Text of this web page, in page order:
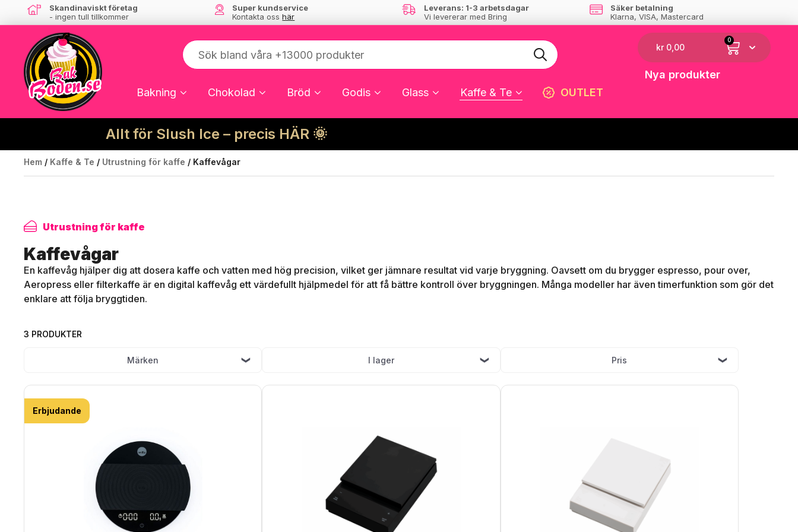
Skandinaviskt företag
- ingen tull tillkommer
Super kundservice
Kontakta oss här
Leverans: 1-3 arbetsdagar
Vi levererar med Bring
Säker betalning
Klarna, VISA, Mastercard
Bakning Chokolad Bröd Godis Glass Kaffe & Te OUTLET
kr0,00
0
Nya produkter
Allt för Slush Ice – precis HÄR 🌞
Hem / Kaffe & Te / Utrustning för kaffe / Kaffevågar
Utrustning för kaffe
Kaffevågar
En kaffevåg hjälper dig att dosera kaffe och vatten med hög precision, vilket ger jämnare resultat vid varje bryggning. Oavsett om du brygger espresso, pour over,
Aeropress eller filterkaffe är en digital kaffevåg ett värdefullt hjälpmedel för att få bättre kontroll över bryggningen. Många modeller har även timerfunktion som gör det
enklare att följa bryggtiden.
3 PRODUKTER
Märken I lager Pris
Erbjudande